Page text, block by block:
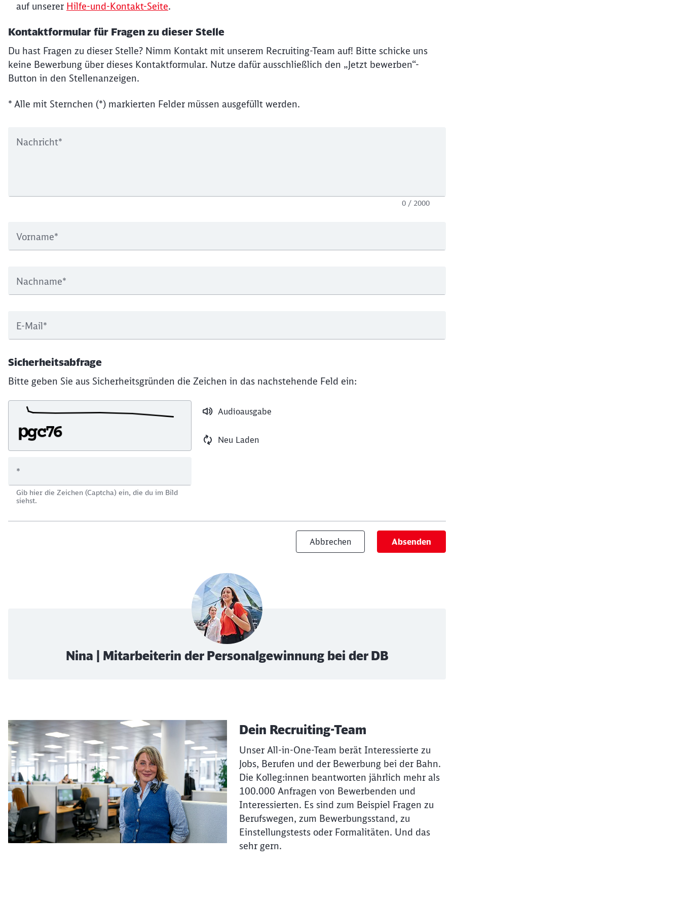
auf unserer Hilfe-und-Kontakt-Seite.
Kontaktformular für Fragen zu dieser Stelle
Du hast Fragen zu dieser Stelle? Nimm Kontakt mit unserem Recruiting-Team auf! Bitte schicke uns
keine Bewerbung über dieses Kontaktformular. Nutze dafür ausschließlich den „Jetzt bewerben“-
Button in den Stellenanzeigen.
* Alle mit Sternchen (*) markierten Felder müssen ausgefüllt werden.
Nachricht*
0 / 2000
Vorname*
Nachname*
E-Mail*
Sicherheitsabfrage
Bitte geben Sie aus Sicherheitsgründen die Zeichen in das nachstehende Feld ein:
Audioausgabe
Neu Laden
*
Gib hier die Zeichen (Captcha) ein, die du im Bild
siehst.
Abbrechen Absenden
Nina | Mitarbeiterin der Personalgewinnung bei der DB
Dein Recruiting-Team
Unser All-in-One-Team berät Interessierte zu
Jobs, Berufen und der Bewerbung bei der Bahn.
Die Kolleg:innen beantworten jährlich mehr als
100.000 Anfragen von Bewerbenden und
Interessierten. Es sind zum Beispiel Fragen zu
Berufswegen, zum Bewerbungsstand, zu
Einstellungstests oder Formalitäten. Und das
sehr gern.